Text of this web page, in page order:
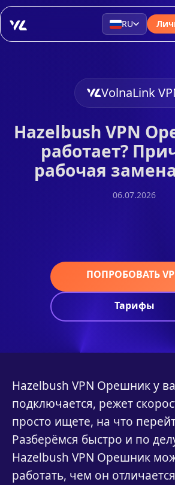
RU
VolnaLink
Hazelbush VPN
работает?
рабочая
06.07.2026
ПОПРОБОВАТЬ
Тарифы
Hazelbush VPN Орешник у
подключается, режет
просто ищете, на что
Разберёмся быстро и по
Hazelbush VPN Орешник
работать, чем он